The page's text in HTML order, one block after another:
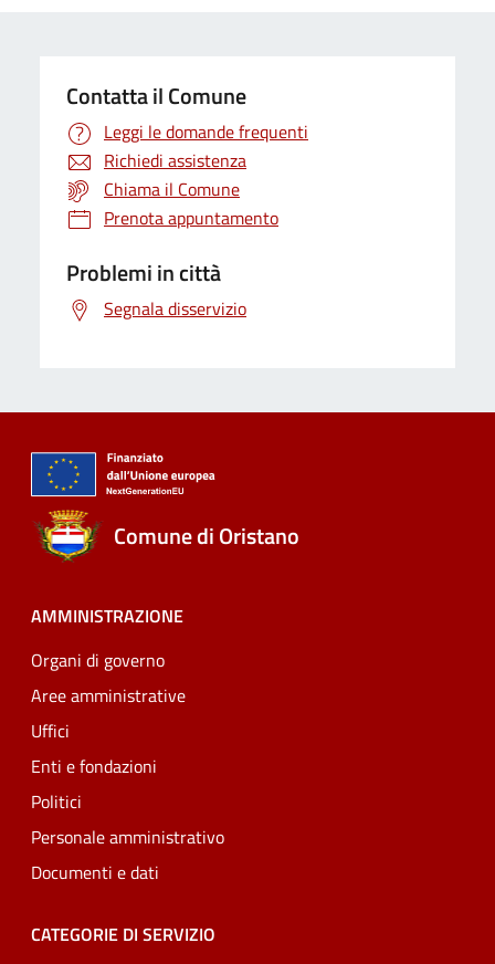
Contatta il Comune
Leggi le domande frequenti
Richiedi assistenza
Chiama il Comune
Prenota appuntamento
Problemi in città
Segnala disservizio
Comune di Oristano
AMMINISTRAZIONE
Organi di governo
Aree amministrative
Uffici
Enti e fondazioni
Politici
Personale amministrativo
Documenti e dati
CATEGORIE DI SERVIZIO